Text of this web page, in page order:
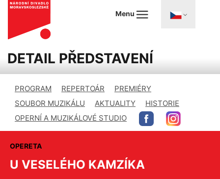
Menu
DETAIL PŘEDSTAVENÍ
PROGRAM REPERTOÁR
PREMIÉRY
SOUBOR MUZIKÁLU
AKTUALITY
HISTORIE
OPERNÍ A MUZIKÁLOVÉ STUDIO
OPERETA
U VESELÉHO KAMZÍKA